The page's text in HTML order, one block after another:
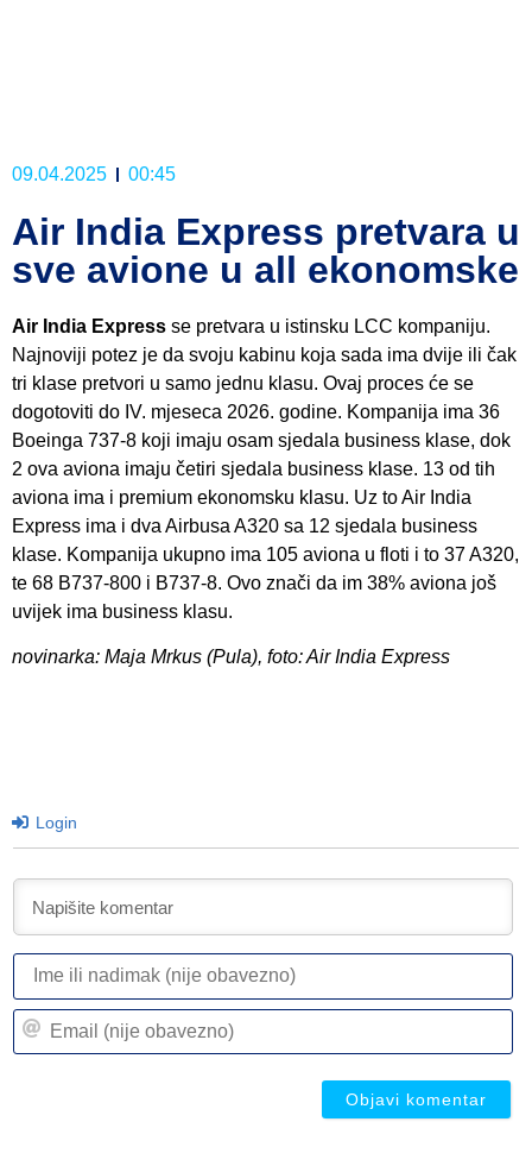
09.04.2025 00:45
Air India Express pretvara u
sve avione u all ekonomske
Air India Express se pretvara u istinsku LCC kompaniju.
Najnoviji potez je da svoju kabinu koja sada ima dvije ili čak
tri klase pretvori u samo jednu klasu. Ovaj proces će se
dogotoviti do IV. mjeseca 2026. godine. Kompanija ima 36
Boeinga 737-8 koji imaju osam sjedala business klase, dok
2 ova aviona imaju četiri sjedala business klase. 13 od tih
aviona ima i premium ekonomsku klasu. Uz to Air India
Express ima i dva Airbusa A320 sa 12 sjedala business
klase. Kompanija ukupno ima 105 aviona u floti i to 37 A320,
te 68 B737-800 i B737-8. Ovo znači da im 38% aviona još
uvijek ima business klasu.
novinarka: Maja Mrkus (Pula), foto: Air India Express
Login